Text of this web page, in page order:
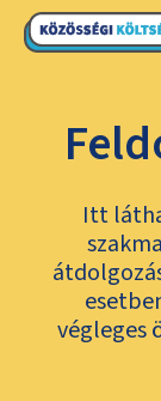
Itt
végleges